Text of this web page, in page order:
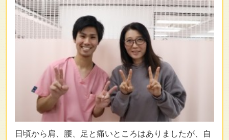
日頃から肩、腰、足と痛いところはありましたが、自